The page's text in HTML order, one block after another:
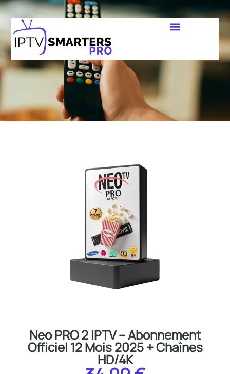
Neo PRO 2 IPTV – Abonnement
Officiel 12 Mois 2025 + Chaînes
HD/4K